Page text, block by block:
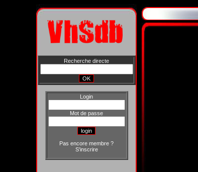
Recherche directe
Login
Mot de passe
Pas encore membre ?
S'inscrire